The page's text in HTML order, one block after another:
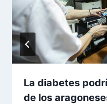
La diabetes
de los